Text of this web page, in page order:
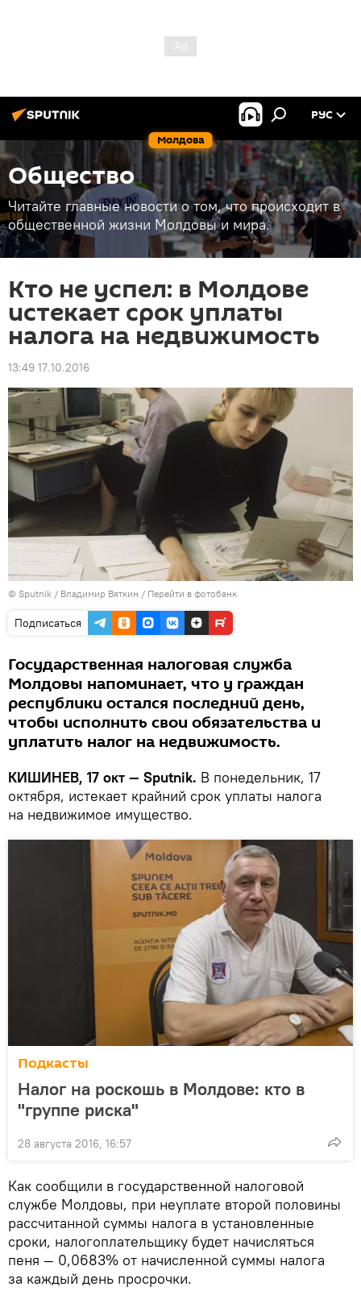
Молдова
РУС
Общество
Читайте главные новости о том, что происходит в
общественной жизни Молдовы и мира.
Кто не успел: в Молдове
истекает срок уплаты
налога на недвижимость
13:49 17.10.2016
© Sputnik / Владимир Вяткин / Перейти в фотобанк
Подписаться
Государственная налоговая служба
Молдовы напоминает, что у граждан
республики остался последний день,
чтобы исполнить свои обязательства и
уплатить налог на недвижимость.
КИШИНЕВ, 17 окт — Sputnik. В понедельник, 17
октября, истекает крайний срок уплаты налога
на недвижимое имущество.
Подкасты
Налог на роскошь в Молдове: кто в
"группе риска"
28 августа 2016, 16:57
Как сообщили в государственной налоговой
службе Молдовы, при неуплате второй половины
рассчитанной суммы налога в установленные
сроки, налогоплательщику будет начисляться
пеня — 0,0683% от начисленной суммы налога
за каждый день просрочки.